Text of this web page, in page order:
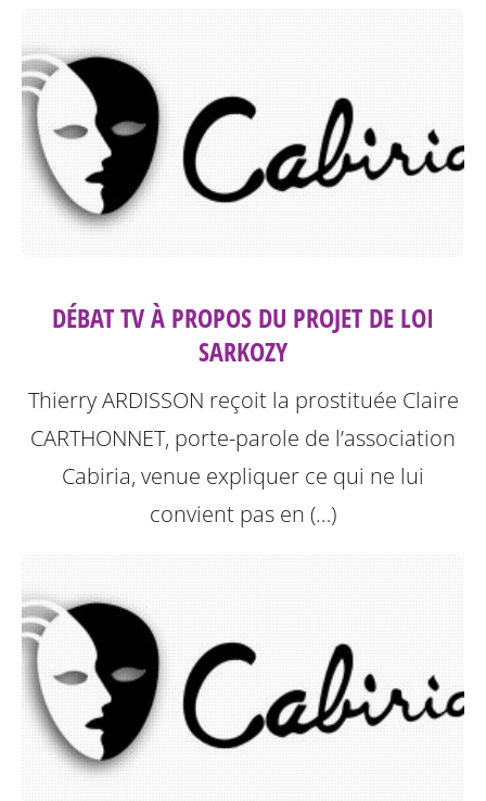
DÉBAT TV À PROPOS DU PROJET DE LOI
SARKOZY
Thierry ARDISSON reçoit la prostituée Claire
CARTHONNET, porte-parole de l’association
Cabiria, venue expliquer ce qui ne lui
convient pas en (…)